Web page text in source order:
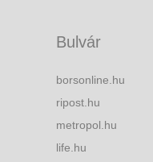
Bulvár
borsonline.hu
ripost.hu
metropol.hu
life.hu